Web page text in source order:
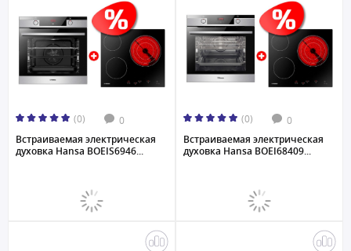
(0) 0
Встраиваемая электрическая
духовка Hansa BOEIS6946...
(0) 0
Встраиваемая электрическая
духовка Hansa BOEI68409...